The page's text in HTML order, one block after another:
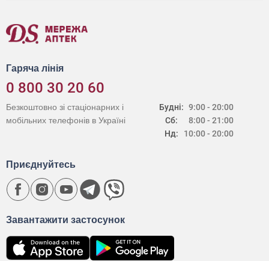
Гаряча лінія
0 800 30 20 60
Будні:
Сб:
Нд:
9:00 - 20:00
8:00 - 21:00
10:00 - 20:00
Безкоштовно зі стаціонарних і
мобільних телефонів в Україні
Завантажити застосунок
Приєднуйтесь